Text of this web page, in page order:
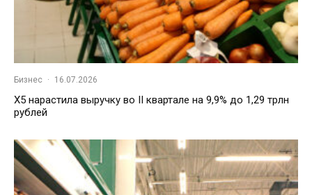
Бизнес · 16.07.2026
X5 нарастила выручку во II квартале на 9,9% до 1,29 трлн
рублей